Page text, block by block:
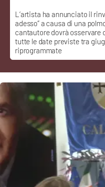
VIDEO
Ambiente
Cultura
Economia e Lavoro
L’artista ha annunciato il
adesso” a causa di una
cantautore dovrà osservare
tutte le date previste tra
riprogrammate